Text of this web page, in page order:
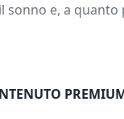
e, a quanto